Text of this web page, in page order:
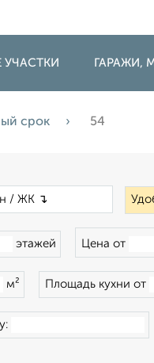
УЧАСТКИ ГАРАЖИ,
срок 54
этажей Цена от
м² Площадь кухни от